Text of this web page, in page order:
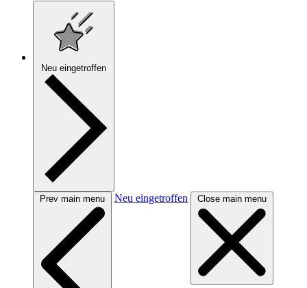
Neu eingetroffen
Prev main menu Neu eingetroffen Close main menu